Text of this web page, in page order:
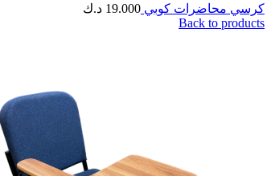
كرسي محاضرات كوبي 19.000 د.ك
Back to products